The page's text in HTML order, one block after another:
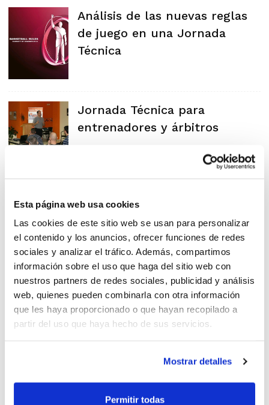
Esta página web usa cookies
Las cookies de este sitio web se usan para personalizar
el contenido y los anuncios, ofrecer funciones de redes
sociales y analizar el tráfico. Además, compartimos
información sobre el uso que haga del sitio web con
nuestros partners de redes sociales, publicidad y análisis
web, quienes pueden combinarla con otra información
que les haya proporcionado o que hayan recopilado a
partir del uso que haya hecho de sus servicios.
Mostrar detalles
Permitir todas
Análisis de las nuevas reglas
de juego en una Jornada
Técnica
Jornada Técnica para
entrenadores y árbitros
Formación Continua para
Entrenadores Mayo-Junio
Los entrenadores de la
Comunidad siguen creciendo
Programa de Formación